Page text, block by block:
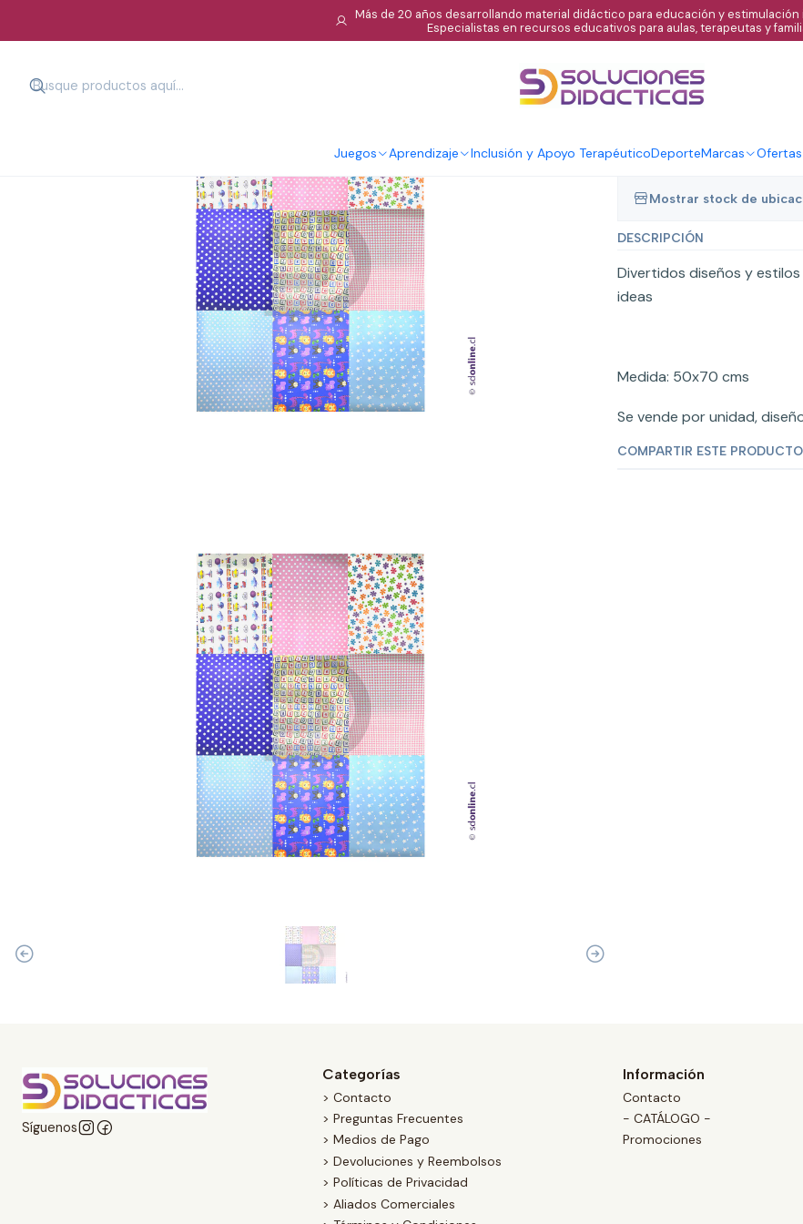
Juegos Aprendizaje Inclusión y Apoyo TerapéuticoDeporteMarcas Ofertas
Más de 20 años desarrollando material didáctico para educación y estimulación
Especialistas en recursos educativos para aulas, terapeutas y
|
Papel
diseños
Mostrar stock de
DESCRIPCIÓN
Divertidos diseños y
ideas
Medida: 50x70 cms
Se vende por unidad,
COMPARTIR ESTE PRODUCTO
Síguenos
Categorías
> Contacto
> Preguntas Frecuentes
> Medios de Pago
> Devoluciones y Reembolsos
> Políticas de Privacidad
> Aliados Comerciales
Información
Contacto
- CATÁLOGO -
Promociones